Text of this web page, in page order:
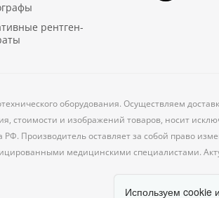
рентген-
оборудования. Осуществляем
стоимости и изображений товаров, носит
Производитель оставляет за собой право
медицинскими специалистами.
Используем cookie